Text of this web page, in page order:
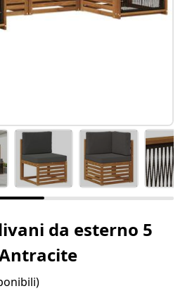
da esterno 5